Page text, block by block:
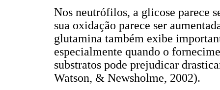
Nos neutrófilos, a glicose parece
sua oxidação parece ser
glutamina também exibe
especialmente quando o
substratos pode prejudicar
Watson, & Newsholme, 2002).